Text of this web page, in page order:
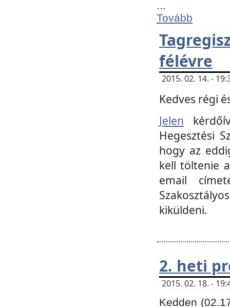
...
Tovább
félévre
2015. 02. 14. -
Kedves régi
Jelen
Hegesztési
hogy az
kell töltenie
email
kiküldeni.
2. heti
2015. 02. 18. -
Kedden